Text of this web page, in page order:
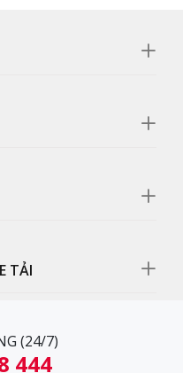
TẢI
(24/7)
444